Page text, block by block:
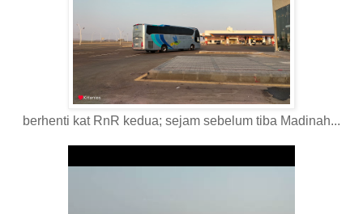
berhenti kat RnR kedua; sejam sebelum tiba Madinah...